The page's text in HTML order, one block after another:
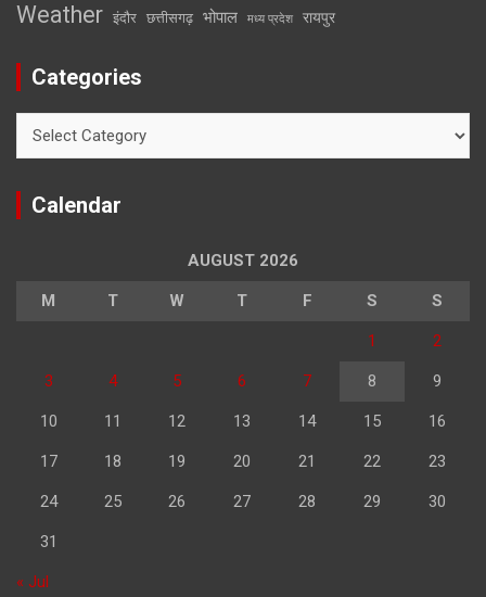
Weather इंदौर छत्तीसगढ़ भोपाल मध्य प्रदेश रायपुर
Categories
Calendar
AUGUST 2026
M T W T F S S
1 2
3 4 5 6 7 8 9
10 11 12 13 14 15 16
17 18 19 20 21 22 23
24 25 26 27 28 29 30
31
« Jul